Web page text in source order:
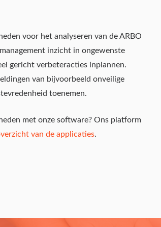
voor het analyseren van de ARBO
inzicht in ongewenste
gericht verbeteracties inplannen.
van bijvoorbeeld onveilige
toenemen.
met onze software? Ons platform
van de applicaties.